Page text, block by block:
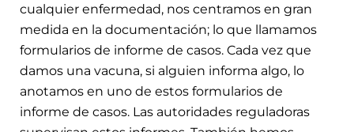
cualquier enfermedad, nos centramos en gran
medida en la documentación; lo que llamamos
formularios de informe de casos. Cada vez que
damos una vacuna, si alguien informa algo, lo
anotamos en uno de estos formularios de
informe de casos. Las autoridades reguladoras